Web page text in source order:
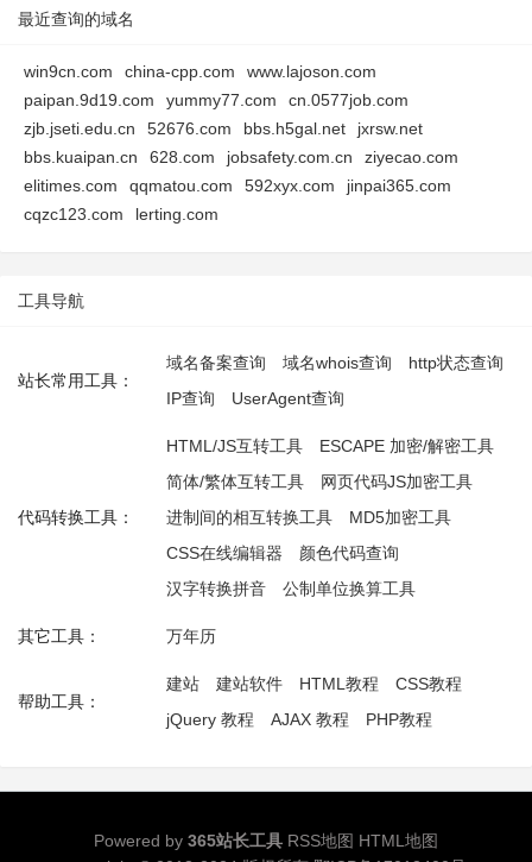
最近查询的域名
win9cn.com china-cpp.com
www.lajoson.com
paipan.9d19.com
yummy77.com
cn.0577job.com
zjb.jseti.edu.cn
52676.com bbs.h5gal.net
jxrsw.net
bbs.kuaipan.cn
628.com jobsafety.com.cn
ziyecao.com
elitimes.com
qqmatou.com 592xyx.com
jinpai365.com
cqzc123.com
lerting.com
工具导航
站长常用工具：
域名备案查询 域名whois查询
http状态查询
IP查询
UserAgent查询
代码转换工具：
HTML/JS互转工具
ESCAPE 加密/解密工具
简体/繁体互转工具
网页代码JS加密工具
进制间的相互转换工具
MD5加密工具
CSS在线编辑器
颜色代码查询
汉字转换拼音
公制单位换算工具
其它工具： 万年历
帮助工具：
建站 建站软件 HTML教程
CSS教程
jQuery 教程
AJAX 教程 PHP教程
Powered by 365站长工具 RSS地图 HTML地图